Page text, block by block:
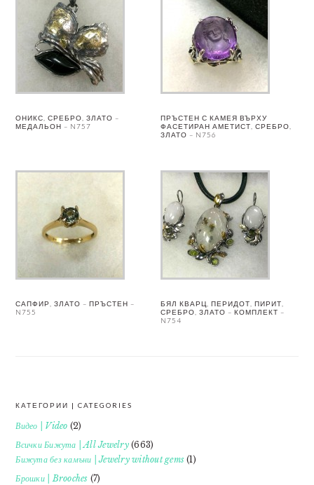
ОНИКС, СРЕБРО, ЗЛАТО –
МЕДАЛЬОН – N757
ПРЪСТЕН С КАМЕЯ ВЪРХУ
ФАСЕТИРАН АМЕТИСТ, СРЕБРО,
ЗЛАТО – N756
САПФИР, ЗЛАТО – ПРЪСТЕН –
N755
БЯЛ КВАРЦ, ПЕРИДОТ, ПИРИТ,
СРЕБРО, ЗЛАТО – КОМПЛЕКТ –
N754
FOOTER
КАТЕГОРИИ | CATEGORIES
Видео | Video (2)
Всички Бижута | All Jewelry(663)
Бижута без камъни | Jewelry without gems (1)
Брошки | Brooches (7)